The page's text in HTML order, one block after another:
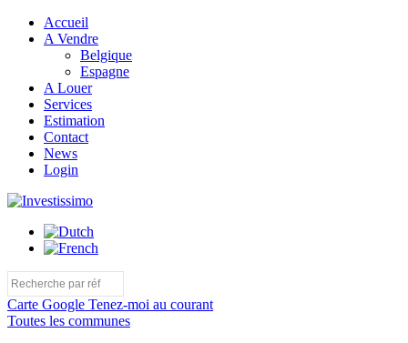
Accueil
A Vendre
Belgique
Espagne
A Louer
Services
Estimation
Contact
News
Login
Carte Google Tenez-moi au courant
Toutes les communes